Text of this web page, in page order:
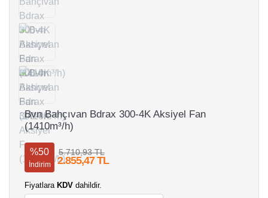
Bvn Bahçıvan Bdrax 300-4K Aksiyel Fan
(1410m³/h)
%50
İndirim
5.710,93 TL
2.855,47 TL
Fiyatlara KDV dahildir.